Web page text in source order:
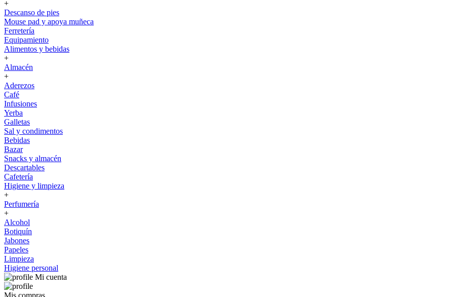
+
Descanso de pies
Mouse pad y apoya muñeca
Ferretería
Equipamiento
Alimentos y bebidas
+
Almacén
+
Aderezos
Café
Infusiones
Yerba
Galletas
Sal y condimentos
Bebidas
Bazar
Snacks y almacén
Descartables
Cafetería
Higiene y limpieza
+
Perfumería
+
Alcohol
Botiquín
Jabones
Papeles
Limpieza
Higiene personal
Mi cuenta
Mis compras